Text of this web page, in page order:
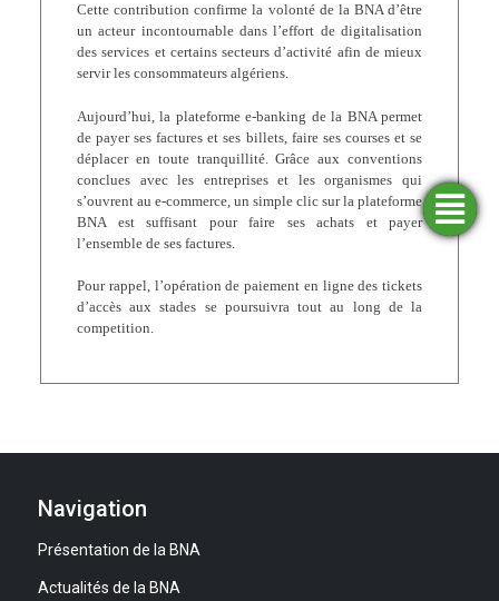
Cette contribution confirme la volonté de la BNA d’être
un acteur incontournable dans l’effort de digitalisation
des services et certains secteurs d’activité afin de mieux
servir les consommateurs algériens.
Aujourd’hui, la plateforme e-banking de la BNA permet
de payer ses factures et ses billets, faire ses courses et se
déplacer en toute tranquillité. Grâce aux conventions
conclues avec les entreprises et les organismes qui
s’ouvrent au e-commerce, un simple clic sur la plateforme
BNA est suffisant pour faire ses achats et payer
l’ensemble de ses factures.
Pour rappel, l’opération de paiement en ligne des tickets
d’accès aux stades se poursuivra tout au long de la
competition.
Navigation
Présentation de la BNA
Actualités de la BNA
Trouver
une
agence
Demander
un
financement
Simulateurs
Ouvrir
un
compte